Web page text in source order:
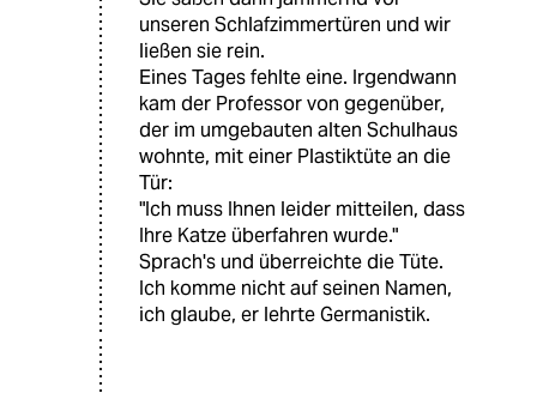
unseren Schlafzimmertüren und wir
ließen sie rein.
Eines Tages fehlte eine. Irgendwann
kam der Professor von gegenüber,
der im umgebauten alten Schulhaus
wohnte, mit einer Plastiktüte an die
Tür:
"Ich muss Ihnen leider mitteilen, dass
Ihre Katze überfahren wurde."
Sprach's und überreichte die Tüte.
Ich komme nicht auf seinen Namen,
ich glaube, er lehrte Germanistik.